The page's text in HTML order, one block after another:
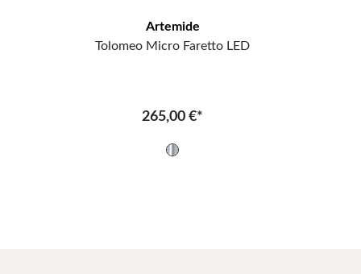
Artemide
Tolomeo Micro Faretto LED
265,00 €*